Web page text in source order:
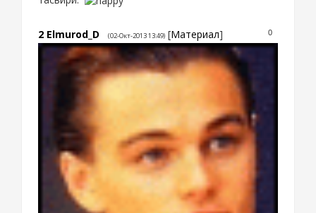
0
2 Elmurod_D (02-Окт-2013 13:49) [Материал]